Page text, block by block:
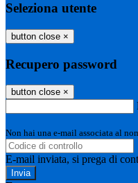
Seleziona utente
button close ×
Recupero password
button close ×
Non hai una e-mail associata al
E-mail inviata, si prega di